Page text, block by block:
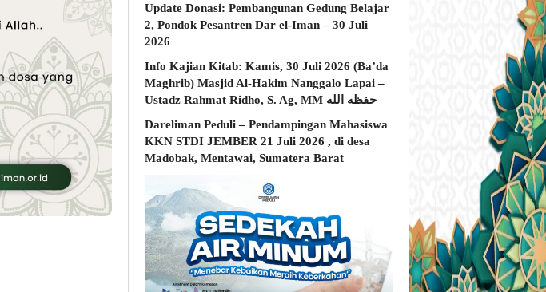
Update Donasi: Pembangunan Gedung Belajar
2, Pondok Pesantren Dar el-Iman – 30 Juli
2026
Info Kajian Kitab: Kamis, 30 Juli 2026 (Ba’da
Maghrib) Masjid Al-Hakim Nanggalo Lapai –
Ustadz Rahmat Ridho, S. Ag, MM حفظه الله
Dareliman Peduli – Pendampingan Mahasiswa
KKN STDI JEMBER 21 Juli 2026 , di desa
Madobak, Mentawai, Sumatera Barat